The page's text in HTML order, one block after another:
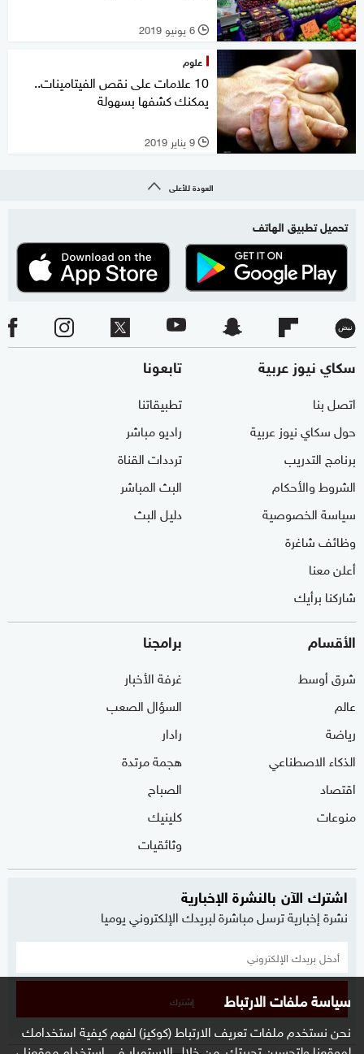
سياسة ملفات الارتباط
نحن نستخدم ملفات تعريف الارتباط (كوكيز) لفهم كيفية استخدامك
l 6 يونيو 2019
علوم
10 علامات على نقص الفيتامينات..
يمكنك كشفها بسهولة
l 9 يناير 2019
العودة للأعلى
تحميل تطبيق الهاتف
سكاي نيوز عربية
اتصل بنا
حول سكاي نيوز عربية
برنامج التدريب
الشروط والأحكام
سياسة الخصوصية
وظائف شاغرة
أعلن معنا
شاركنا برأيك
تابعونا
تطبيقاتنا
راديو مباشر
ترددات القناة
البث المباشر
دليل البث
الأقسام
شرق أوسط
عالم
رياضة
الذكاء الاصطناعي
اقتصاد
منوعات
برامجنا
غرفة الأخبار
السؤال الصعب
رادار
هجمة مرتدة
الصباح
كلينيك
وثائقيات
اشترك الآن بالنشرة الإخبارية
نشرة إخبارية ترسل مباشرة لبريدك الإلكتروني يوميا
إشترك